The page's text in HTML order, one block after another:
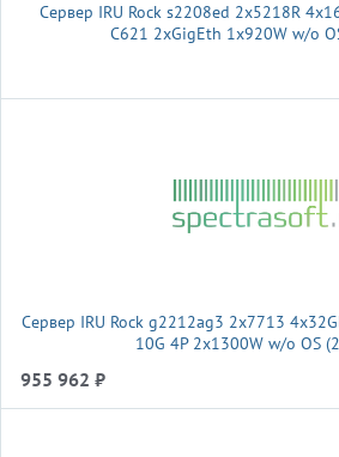
Сервер IRU Rock s2208ed 2x5218R
С621 2xGigEth 1x920W w/o
Сервер IRU Rock g2212ag3 2x7713
10G 4P 2x1300W w/o OS
955 962 ₽